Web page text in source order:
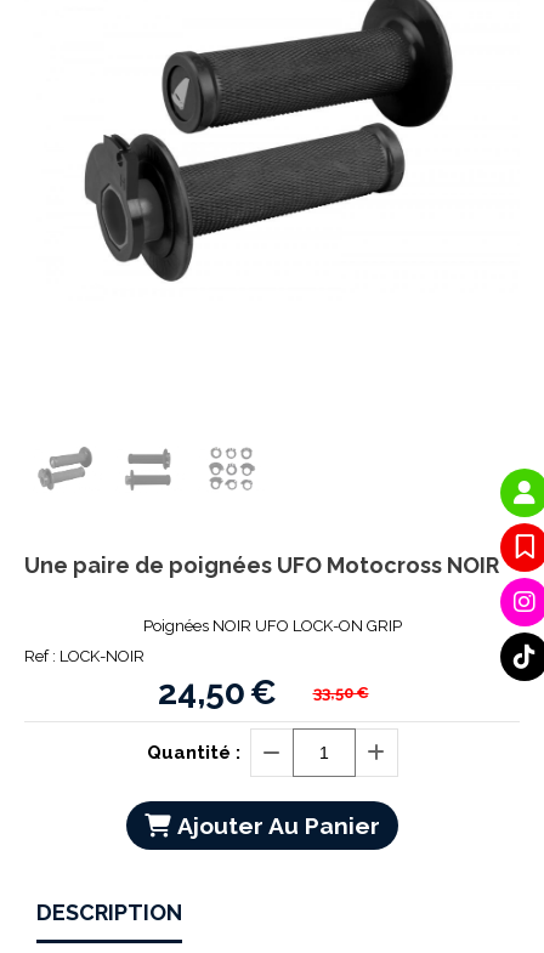
Poignées NOIR UFO LOCK-ON GRIP
Ref : LOCK-NOIR
24,50€ 33,50€
Quantité :
Ajouter Au Panier
Une paire de poignées UFO Motocross NOIR
DESCRIPTION